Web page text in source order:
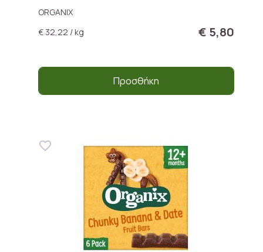
ORGANIX
€ 32,22 / kg
€ 5,80
Προσθήκη